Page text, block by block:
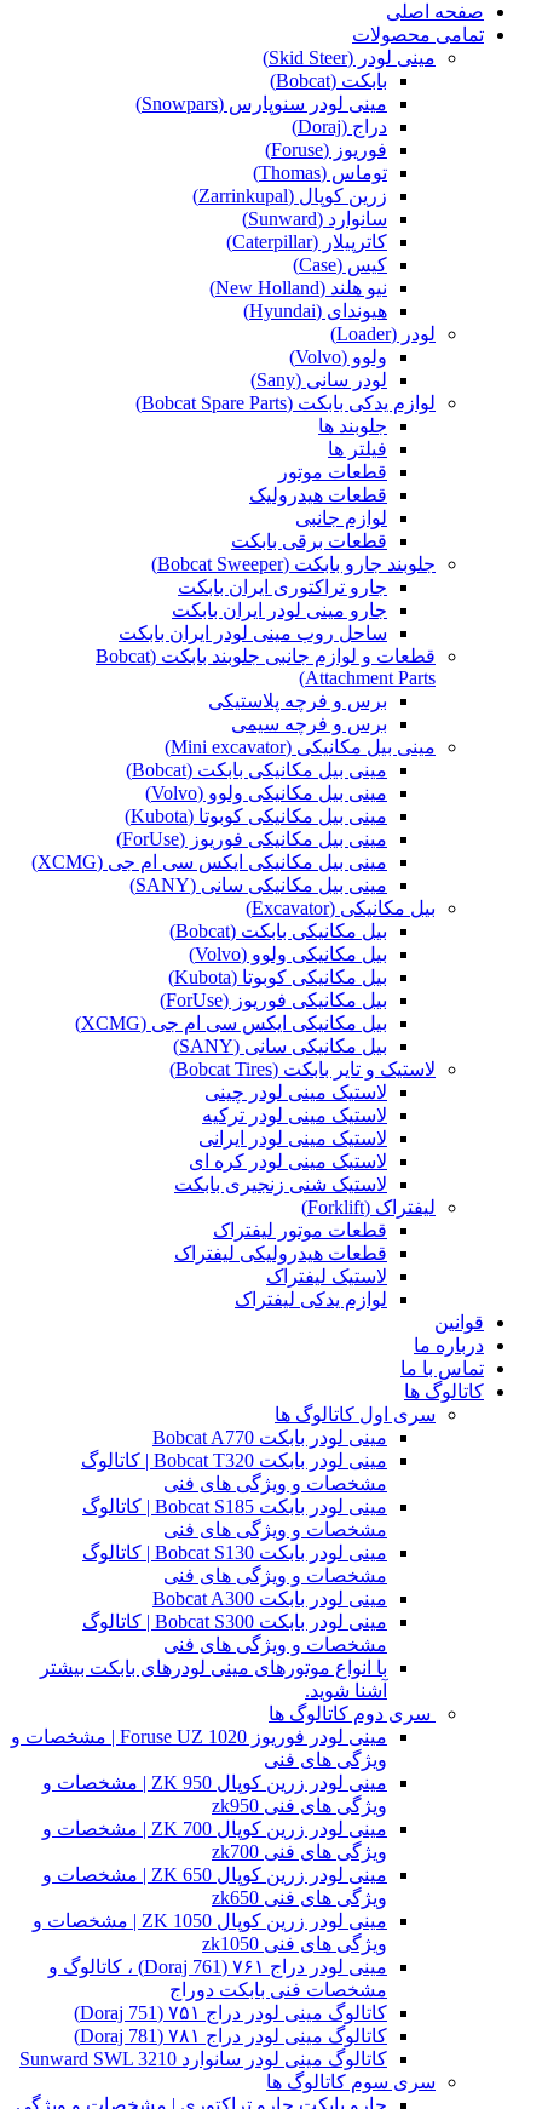
صفحه اصلی
تمامی محصولات
مینی لودر (Skid Steer)
بابکت (Bobcat)
مینی لودر سنوپارس (Snowpars)
دراج (Doraj)
فوریوز (Foruse)
توماس (Thomas)
زرین کوپال (Zarrinkupal)
سانوارد (Sunward)
کاترپیلار (Caterpillar)
کیس (Case)
نیو هلند (New Holland)
هیوندای (Hyundai)
لودر (Loader)
ولوو (Volvo)
لودر سانی (Sany)
لوازم یدکی بابکت (Bobcat Spare Parts)
جلوبند ها
فیلتر ها
قطعات موتور
قطعات هیدرولیک
لوازم جانبی
قطعات برقی بابکت
جلوبند جارو بابکت (Bobcat Sweeper)
جارو تراکتوری ایران بابکت
جارو مینی لودر ایران بابکت
ساحل روب مینی لودر ایران بابکت
قطعات و لوازم جانبی جلوبند بابکت (Bobcat
Attachment Parts)
برس و فرچه پلاستیکی
برس و فرچه سیمی
مینی بیل مکانیکی (Mini excavator)
مینی بیل مکانیکی بابکت (Bobcat)
مینی بیل مکانیکی ولوو (Volvo)
مینی بیل مکانیکی کوبوتا (Kubota)
مینی بیل مکانیکی فوریوز (ForUse)
مینی بیل مکانیکی ایکس سی ام جی (XCMG)
مینی بیل مکانیکی سانی (SANY)
بیل مکانیکی (Excavator)
بیل مکانیکی بابکت (Bobcat)
بیل مکانیکی ولوو (Volvo)
بیل مکانیکی کوبوتا (Kubota)
بیل مکانیکی فوریوز (ForUse)
بیل مکانیکی ایکس سی ام جی (XCMG)
بیل مکانیکی سانی (SANY)
لاستیک و تایر بابکت (Bobcat Tires)
لاستیک مینی لودر چینی
لاستیک مینی لودر ترکیه
لاستیک مینی لودر ایرانی
لاستیک مینی لودر کره ای
لاستیک شنی زنجیری بابکت
لیفتراک (Forklift)
قطعات موتور لیفتراک
قطعات هیدرولیکی لیفتراک
لاستیک لیفتراک
لوازم یدکی لیفتراک
قوانین
درباره ما
تماس با ما
کاتالوگ ها
سری اول کاتالوگ ها
مینی لودر بابکت Bobcat A770
مینی لودر بابکت Bobcat T320 | کاتالوگ
مشخصات و ویژگی های فنی
مینی لودر بابکت Bobcat S185 | کاتالوگ
مشخصات و ویژگی های فنی
مینی لودر بابکت Bobcat S130 | کاتالوگ
مشخصات و ویژگی های فنی
مینی لودر بابکت Bobcat A300
مینی لودر بابکت Bobcat S300 | کاتالوگ
مشخصات و ویژگی های فنی
با انواع موتورهای مینی لودرهای بابکت بیشتر
آشنا شوید.
سری دوم کاتالوگ ها
مینی لودر فوریوز Foruse UZ 1020 | مشخصات و
ویژگی های فنی
مینی لودر زرین کوپال ZK 950 | مشخصات و
ویژگی های فنی zk950
مینی لودر زرین کوپال ZK 700 | مشخصات و
ویژگی های فنی zk700
مینی لودر زرین کوپال ZK 650 | مشخصات و
ویژگی های فنی zk650
مینی لودر زرین کوپال ZK 1050 | مشخصات و
ویژگی های فنی zk1050
مینی لودر دراج ۷۶۱ (Doraj 761) ، کاتالوگ و
مشخصات فنی بابکت دوراج
کاتالوگ مینی لودر دراج ۷۵۱ (Doraj 751)
کاتالوگ مینی لودر دراج ۷۸۱ (Doraj 781)
کاتالوگ مینی لودر سانوارد Sunward SWL 3210
سری سوم کاتالوگ ها